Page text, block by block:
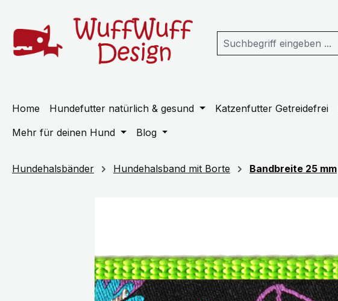
Home Hundefutter natürlich & gesund Katzenfutter Getreidefrei
Mehr für deinen Hund
Blog
Hundehalsbänder Hundehalsband mit Borte Bandbreite 25 mm